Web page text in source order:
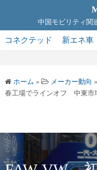
テ
ン
ス
キ
中国モビリティ関
コネクテッド 新エネ車
ホーム » メーカー動向 »
春工場でラインオフ 中東市